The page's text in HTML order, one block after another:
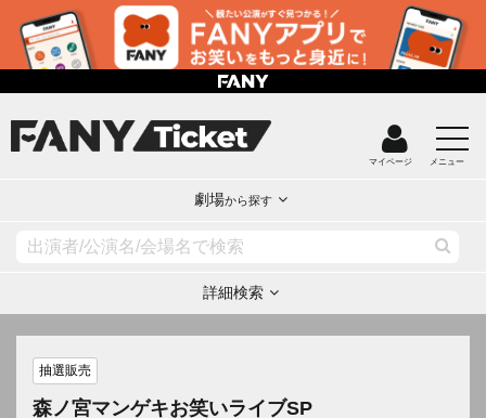
マイページ メニュー
劇場から探す
詳細検索
抽選販売
森ノ宮マンゲキお笑いライブSP